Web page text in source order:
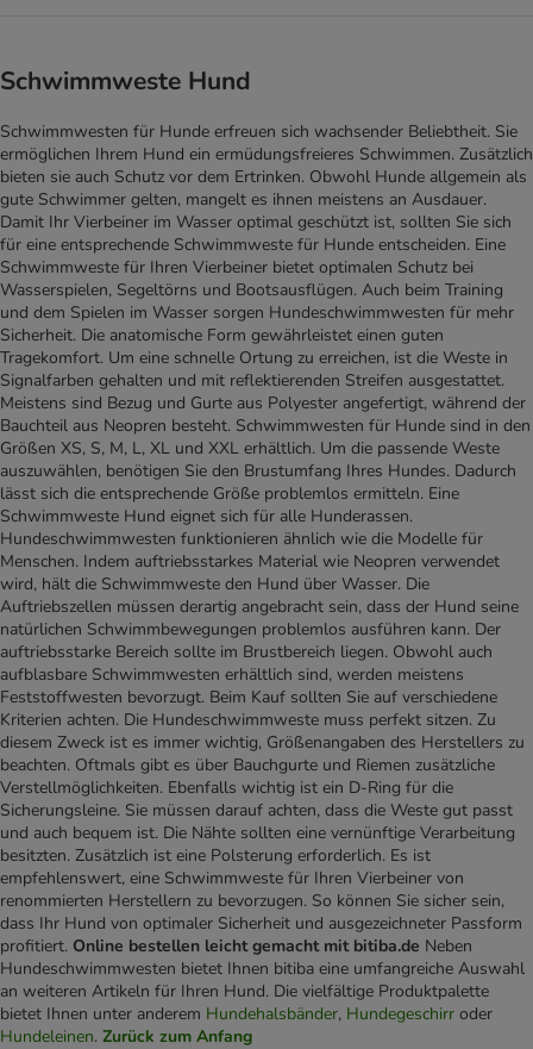
Schwimmweste Hund
Schwimmwesten für Hunde erfreuen sich wachsender Beliebtheit. Sie
ermöglichen Ihrem Hund ein ermüdungsfreieres Schwimmen. Zusätzlich
bieten sie auch Schutz vor dem Ertrinken. Obwohl Hunde allgemein als
gute Schwimmer gelten, mangelt es ihnen meistens an Ausdauer.
Damit Ihr Vierbeiner im Wasser optimal geschützt ist, sollten Sie sich
für eine entsprechende Schwimmweste für Hunde entscheiden. Eine
Schwimmweste für Ihren Vierbeiner bietet optimalen Schutz bei
Wasserspielen, Segeltörns und Bootsausflügen. Auch beim Training
und dem Spielen im Wasser sorgen Hundeschwimmwesten für mehr
Sicherheit. Die anatomische Form gewährleistet einen guten
Tragekomfort. Um eine schnelle Ortung zu erreichen, ist die Weste in
Signalfarben gehalten und mit reflektierenden Streifen ausgestattet.
Meistens sind Bezug und Gurte aus Polyester angefertigt, während der
Bauchteil aus Neopren besteht. Schwimmwesten für Hunde sind in den
Größen XS, S, M, L, XL und XXL erhältlich. Um die passende Weste
auszuwählen, benötigen Sie den Brustumfang Ihres Hundes. Dadurch
lässt sich die entsprechende Größe problemlos ermitteln. Eine
Schwimmweste Hund eignet sich für alle Hunderassen.
Hundeschwimmwesten funktionieren ähnlich wie die Modelle für
Menschen. Indem auftriebsstarkes Material wie Neopren verwendet
wird, hält die Schwimmweste den Hund über Wasser. Die
Auftriebszellen müssen derartig angebracht sein, dass der Hund seine
natürlichen Schwimmbewegungen problemlos ausführen kann. Der
auftriebsstarke Bereich sollte im Brustbereich liegen. Obwohl auch
aufblasbare Schwimmwesten erhältlich sind, werden meistens
Feststoffwesten bevorzugt. Beim Kauf sollten Sie auf verschiedene
Kriterien achten. Die Hundeschwimmweste muss perfekt sitzen. Zu
diesem Zweck ist es immer wichtig, Größenangaben des Herstellers zu
beachten. Oftmals gibt es über Bauchgurte und Riemen zusätzliche
Verstellmöglichkeiten. Ebenfalls wichtig ist ein D-Ring für die
Sicherungsleine. Sie müssen darauf achten, dass die Weste gut passt
und auch bequem ist. Die Nähte sollten eine vernünftige Verarbeitung
besitzten. Zusätzlich ist eine Polsterung erforderlich. Es ist
empfehlenswert, eine Schwimmweste für Ihren Vierbeiner von
renommierten Herstellern zu bevorzugen. So können Sie sicher sein,
dass Ihr Hund von optimaler Sicherheit und ausgezeichneter Passform
profitiert. Online bestellen leicht gemacht mit bitiba.de Neben
Hundeschwimmwesten bietet Ihnen bitiba eine umfangreiche Auswahl
an weiteren Artikeln für Ihren Hund. Die vielfältige Produktpalette
bietet Ihnen unter anderem Hundehalsbänder, Hundegeschirr oder
Hundeleinen. Zurück zum Anfang